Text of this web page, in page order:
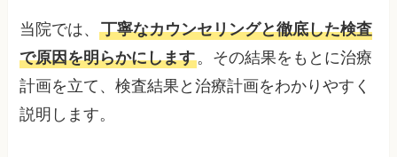
当院では、丁寧なカウンセリングと徹底した検査
で原因を明らかにします。その結果をもとに治療
計画を立て、検査結果と治療計画をわかりやすく
説明します。